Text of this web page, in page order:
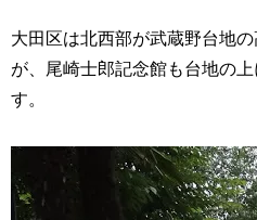
大田区は北西部が武蔵野台地
が、尾崎士郎記念館も台地の上
す。